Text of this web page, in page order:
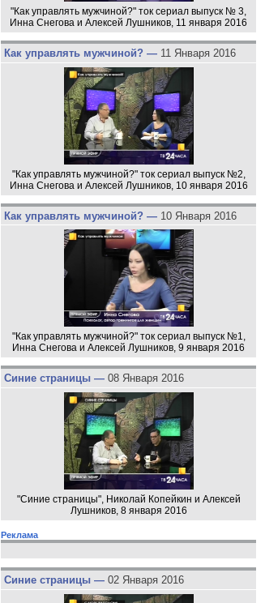
"Как управлять мужчиной?" ток сериал выпуск № 3,
Инна Снегова и Алексей Лушников, 11 января 2016
Как управлять мужчиной? — 11 Января 2016
"Как управлять мужчиной?" ток сериал выпуск №2,
Инна Снегова и Алексей Лушников, 10 января 2016
Как управлять мужчиной? — 10 Января 2016
"Как управлять мужчиной?" ток сериал выпуск №1,
Инна Снегова и Алексей Лушников, 9 января 2016
Синие страницы — 08 Января 2016
"Синие страницы", Николай Копейкин и Алексей
Лушников, 8 января 2016
Реклама
Синие страницы — 02 Января 2016